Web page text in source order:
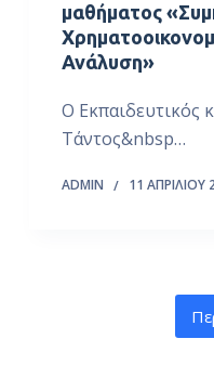
μαθήματος
Ανάλυση»
Ο Εκπαιδευτικός
Τάντος&nbsp…
ADMIN 11 ΑΠΡΙΛΊΟΥ